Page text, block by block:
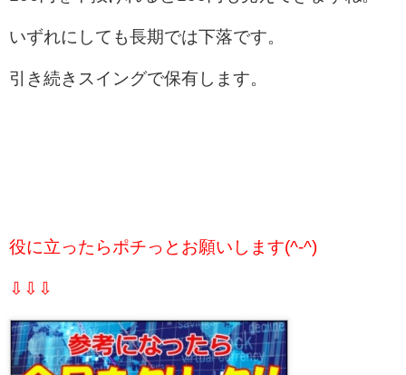
いずれにしても長期では下落です。
引き続きスイングで保有します。
役に立ったらポチっとお願いします(^-^)
⇩⇩⇩